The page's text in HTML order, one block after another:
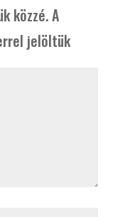
közzé.A
jelöltük